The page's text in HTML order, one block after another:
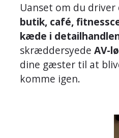
Uanset om du driver
butik, café,
kæde i
skræddersyedeAV-
dine gæster til at
komme igen.